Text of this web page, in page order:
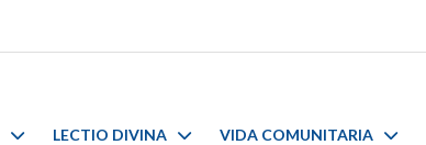
LECTIO DIVINA VIDA COMUNITARIA